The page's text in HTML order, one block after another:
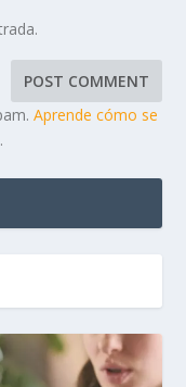
Aprende cómo se
.